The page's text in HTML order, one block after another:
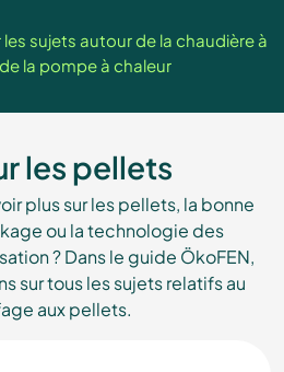
sujets autour de la chaudière à
la pompe à chaleur
les pellets
plus sur les pellets, la bonne
ou la technologie des
? Dans le guide ÖkoFEN,
sur tous les sujets relatifs au
aux pellets.